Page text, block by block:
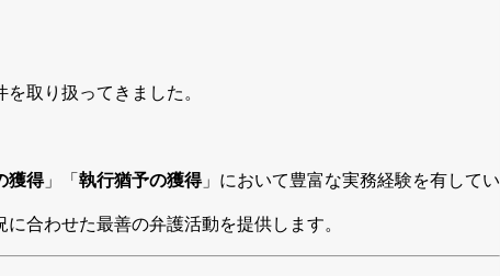
を取り扱ってきました。
獲得」「 執行猶予の獲得」において豊富な実務経験を有してい
合わせた最善の弁護活動を提供します。